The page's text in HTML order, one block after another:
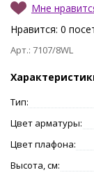
Мне
Нравится: 0
Арт.: 7107/8WL
Тип:
Цвет арматуры:
Цвет плафона:
Высота, см: